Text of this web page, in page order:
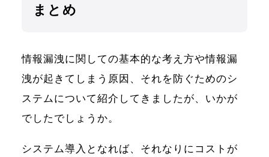
まとめ
情報漏洩に関しての基本的な考え方や情報漏
洩が起きてしまう原因、それを防ぐためのシ
ステムについて紹介してきましたが、いかが
でしたでしょうか。
システム導入となれば、それなりにコストが